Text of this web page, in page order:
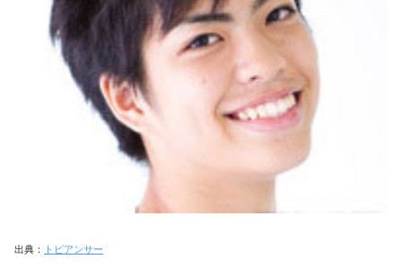
出典： トピアンサー